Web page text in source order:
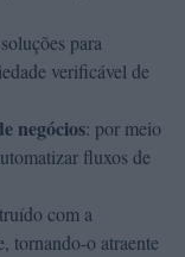
para
verificável de
negócios: por meio
fluxos de
com a
tornando-o atraente